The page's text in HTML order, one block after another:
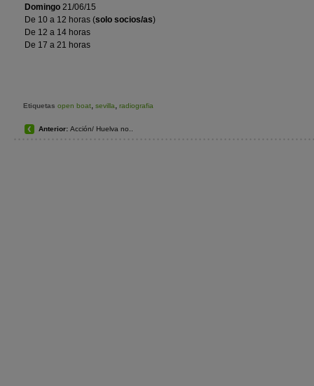
Domingo 21/06/15
De 10 a 12 horas (solo socios/as)
De 12 a 14 horas
De 17 a 21 horas
Etiquetas open boat, sevilla, radiografia
Anterior: Acción/ Huelva no..